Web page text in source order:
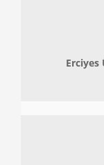
Erciyes